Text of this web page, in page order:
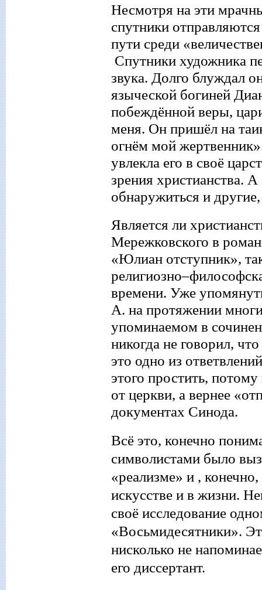
Несмотря на эти
спутники
пути среди
Спутники художника
звука. Долго блуждал
языческой богиней
побеждённой веры,
меня. Он пришёл на
огнём мой
увлекла его в своё
зрения христианства.
обнаружиться и
Является ли
Мережковского в
«Юлиан отступник»,
времени. Уже
А. на протяжении
упоминаемом в
никогда не говорил,
это одно из
этого простить,
от церкви, а вернее
документах Синода.
Всё это, конечно
символистами было
«реализме» и ,
искусстве и в жизни.
своё исследование
«Восьмидесятники».
нисколько не
его диссертант.